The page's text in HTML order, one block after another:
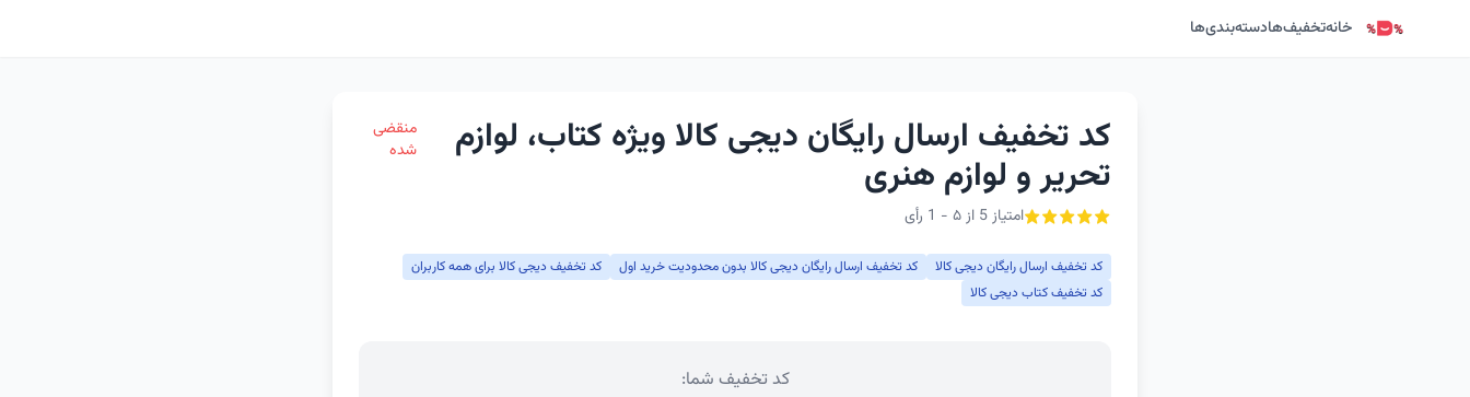
خانهتخفیف‌هادسته‌بندی‌ها
کد تخفیف ارسال رایگان دیجی کالا ویژه کتاب، لوازم
تحریر و لوازم هنری
امتیاز 5 از ۵ - 1 رأی
منقضی
شده
کد تخفیف ارسال رایگان دیجی کالا کد تخفیف ارسال رایگان دیجی کالا بدون محدودیت خرید اول
کد تخفیف دیجی کالا برای همه کاربران
کد تخفیف کتاب دیجی کالا
کد تخفیف شما: